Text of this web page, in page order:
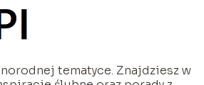
tematyce. Znajdziesz w